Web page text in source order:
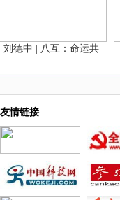
中 | 八互：命运共
友情链接